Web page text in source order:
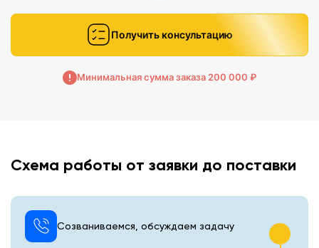
Получить консультацию
Минимальная сумма заказа 200 000 ₽
Схема работы от заявки до поставки
Созваниваемся, обсуждаем задачу